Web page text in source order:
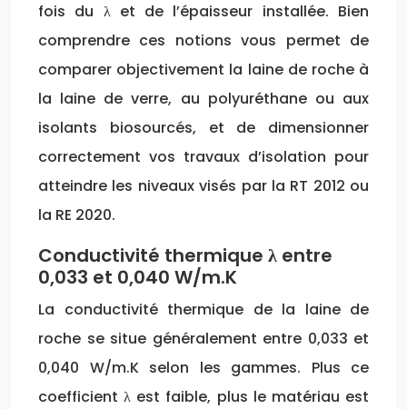
fois du λ et de l’épaisseur installée. Bien
comprendre ces notions vous permet de
comparer objectivement la laine de roche à
la laine de verre, au polyuréthane ou aux
isolants biosourcés, et de dimensionner
correctement vos travaux d’isolation pour
atteindre les niveaux visés par la RT 2012 ou
la RE 2020.
Conductivité thermique λ entre
0,033 et 0,040 W/m.K
La conductivité thermique de la laine de
roche se situe généralement entre 0,033 et
0,040 W/m.K selon les gammes. Plus ce
coefficient λ est faible, plus le matériau est